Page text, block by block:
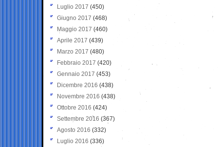
Luglio 2017 (450)
Giugno 2017 (468)
Maggio 2017 (460)
Aprile 2017 (439)
Marzo 2017 (480)
Febbraio 2017 (420)
Gennaio 2017 (453)
Dicembre 2016 (438)
Novembre 2016 (438)
Ottobre 2016 (424)
Settembre 2016 (367)
Agosto 2016 (332)
Luglio 2016 (336)